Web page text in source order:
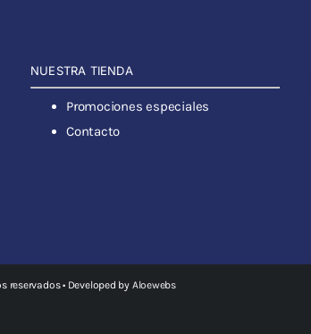
NUESTRA TIENDA
Promociones especiales
Contacto
reservados • Developed by Aloewebs